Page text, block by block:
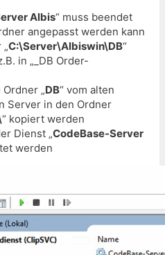
Albis“ muss beendet
angepasst werden kann
C:\Server\Albiswin\DB“
in „_DB Order-
„DB“ vom alten
Server in den Ordner
“ kopiert werden
Dienst „CodeBase-Server
werden